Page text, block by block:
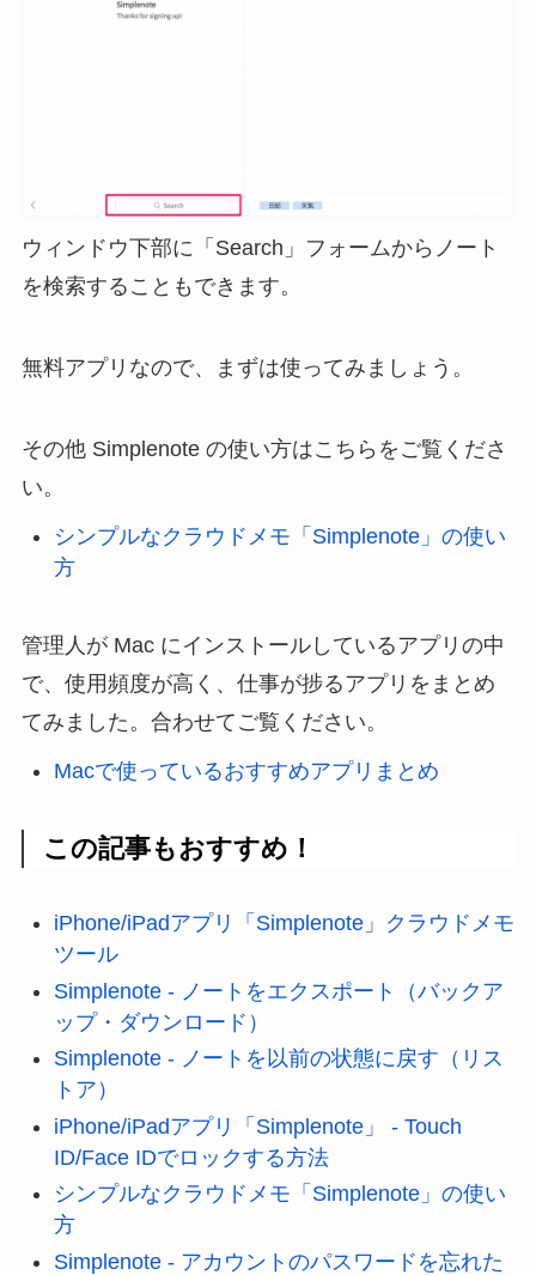
ウィンドウ下部に「Search」フォームからノート
を検索することもできます。
無料アプリなので、まずは使ってみましょう。
その他 Simplenote の使い方はこちらをご覧くださ
い。
シンプルなクラウドメモ「Simplenote」の使い
方
管理人が Mac にインストールしているアプリの中
で、使用頻度が高く、仕事が捗るアプリをまとめ
てみました。合わせてご覧ください。
Macで使っているおすすめアプリまとめ
この記事もおすすめ！
iPhone/iPadアプリ「Simplenote」クラウドメモ
ツール
Simplenote - ノートをエクスポート（バックア
ップ・ダウンロード）
Simplenote - ノートを以前の状態に戻す（リス
トア）
iPhone/iPadアプリ「Simplenote」 - Touch
ID/Face IDでロックする方法
シンプルなクラウドメモ「Simplenote」の使い
方
Simplenote - アカウントのパスワードを忘れた